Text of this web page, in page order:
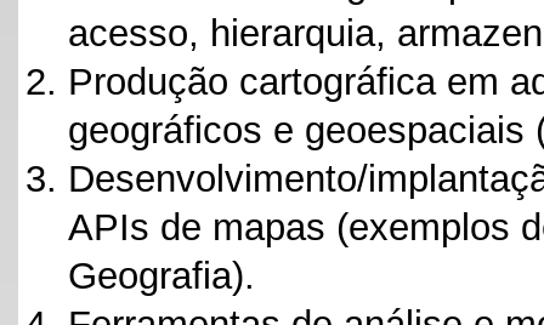
acesso, hierarquia,
Produção cartográfica em
geográficos e geoespaciais
Desenvolvimento/
APIs de mapas (exemplos
Geografia).